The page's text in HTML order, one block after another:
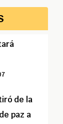
de la
paz a